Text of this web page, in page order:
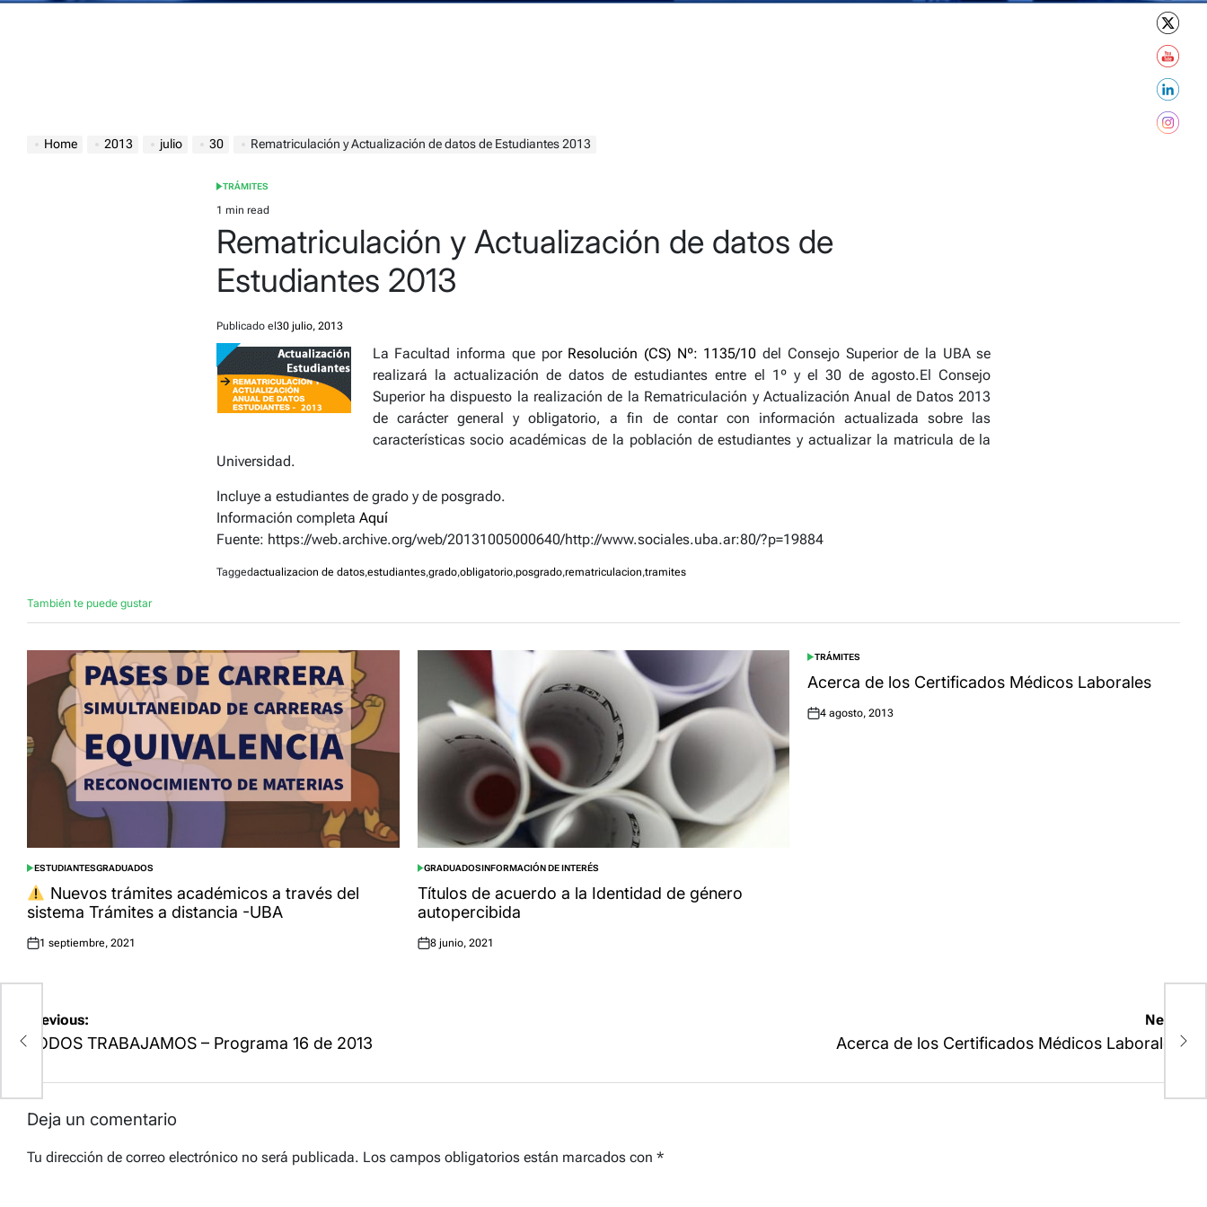
Home 2013 julio 30 Rematriculación y Actualización de datos de Estudiantes 2013
POSTED
IN
TRÁMITES
Estimated
read
time
1 min read
Rematriculación y Actualización de datos de
Estudiantes 2013
Publicado el 30 julio, 2013
La Facultad informa que por Resolución (CS) Nº: 1135/10del Consejo Superior de la UBA se
realizará la actualización de datos de estudiantes entre el 1º y el 30 de agosto.El Consejo
Superior ha dispuesto la realización de la Rematriculación y Actualización Anual de Datos 2013
de carácter general y obligatorio, a fin de contar con información actualizada sobre las
características socio académicas de la población de estudiantes y actualizar la matricula de la
Universidad.
Incluye a estudiantes de grado y de posgrado.
Información completa Aquí
Fuente: https://web.archive.org/web/20131005000640/http://www.sociales.uba.ar:80/?p=19884
Taggedactualizacion de datos,estudiantes,grado,obligatorio,posgrado,rematriculacion,tramites
También te puede gustar
POSTED
IN
ESTUDIANTESGRADUADOS
Nuevos trámites académicos a través del
sistema Trámites a distancia -UBA
Posted
1 septiembre, 2021
POSTED
IN
GRADUADOSINFORMACIÓN DE INTERÉS
Títulos de acuerdo a la Identidad de género
autopercibida
Posted
8 junio, 2021
POSTED
IN
TRÁMITES
Acerca de los Certificados Médicos Laborales
Posted
4 agosto, 2013
Navegación
de
Previous:
TODOS TRABAJAMOS – Programa 16 de 2013
Next:
Acerca de los Certificados Médicos Laborales
Deja un comentario
Tu dirección de correo electrónico no será publicada. Los campos obligatorios están marcados con *